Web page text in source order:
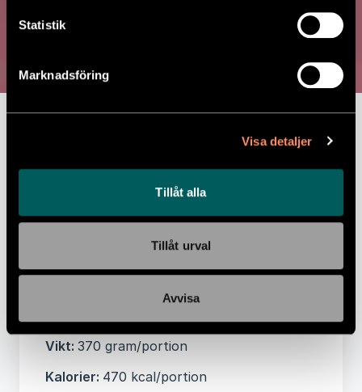
Statistik
Marknadsföring
Visa detaljer
Tillåt alla
Tillåt urval
Avvisa
VEGOBOLOGNESE
Spagetti Bolognese (veg) med Fetaost
fett 1 g, Kolhydrater 18 g, -varav
Sockerarter 2,8 g, Protein 3,6 g, Salt 1 g
Spagetti glutenfri(32%),
krossade tomater(24%), SOJAfärs(13%),
röda linser(7%), fetaost(5%), morot, lök,
Vikt: 370 gram/portion
Kalorier: 470 kcal/portion